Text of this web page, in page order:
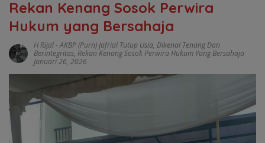
Rekan Kenang Sosok Perwira
Hukum yang Bersahaja
H Rijal-AKBP (Purn) Jafrial Tutup Usia, Dikenal Tenang Dan
Berintegritas, Rekan Kenang Sosok Perwira Hukum Yang Bersahaja
Januari 26, 2026